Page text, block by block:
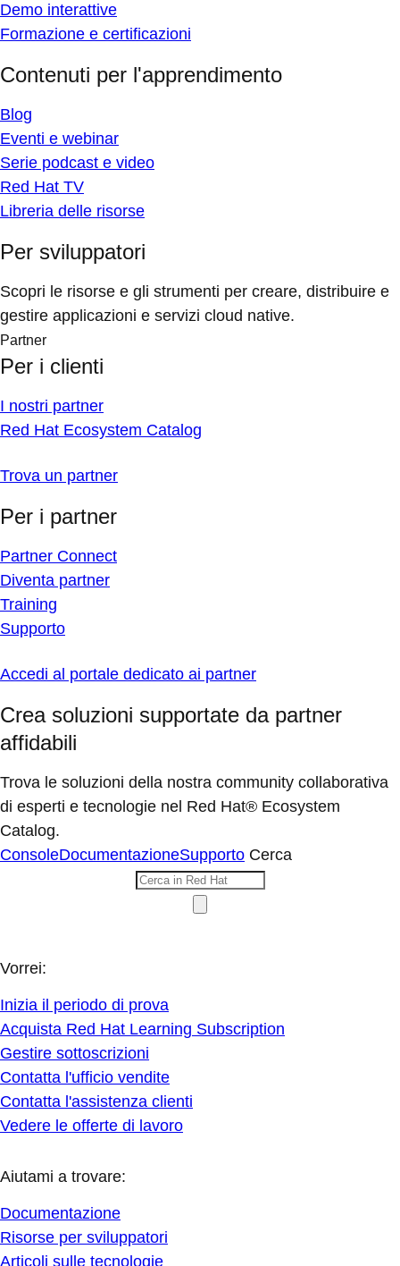
Demo interattive
Formazione e certificazioni
Contenuti per l'apprendimento
Blog
Eventi e webinar
Serie podcast e video
Red Hat TV
Libreria delle risorse
Per sviluppatori
Scopri le risorse e gli strumenti per creare, distribuire e
gestire applicazioni e servizi cloud native.
Partner
Per i clienti
I nostri partner
Red Hat Ecosystem Catalog
Trova un partner
Per i partner
Partner Connect
Diventa partner
Training
Supporto
Accedi al portale dedicato ai partner
Crea soluzioni supportate da partner
affidabili
Trova le soluzioni della nostra community collaborativa
di esperti e tecnologie nel Red Hat® Ecosystem
Catalog.
ConsoleDocumentazioneSupporto Cerca
Vorrei:
Inizia il periodo di prova
Acquista Red Hat Learning Subscription
Gestire sottoscrizioni
Contatta l'ufficio vendite
Contatta l'assistenza clienti
Vedere le offerte di lavoro
Aiutami a trovare:
Documentazione
Risorse per sviluppatori
Articoli sulle tecnologie